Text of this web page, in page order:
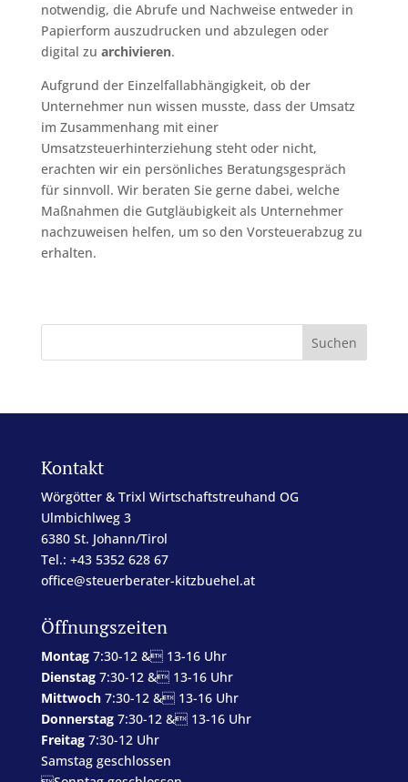
notwendig, die Abrufe und Nachweise entweder in
Papierform auszudrucken und abzulegen oder
digital zu archivieren.
Aufgrund der Einzelfallabhängigkeit, ob der
Unternehmer nun wissen musste, dass der Umsatz
im Zusammenhang mit einer
Umsatzsteuerhinterziehung steht oder nicht,
erachten wir ein persönliches Beratungsgespräch
für sinnvoll. Wir beraten Sie gerne dabei, welche
Maßnahmen die Gutgläubigkeit als Unternehmer
nachzuweisen helfen, um so den Vorsteuerabzug zu
erhalten.
Kontakt
Wörgötter & Trixl Wirtschaftstreuhand OG
Ulmbichlweg 3
6380 St. Johann/Tirol
Tel.: +43 5352 628 67
office@steuerberater-kitzbuehel.at
Öffnungszeiten
Montag7:30-12 & 13-16 Uhr
Dienstag7:30-12 & 13-16 Uhr
Mittwoch7:30-12 & 13-16 Uhr
Donnerstag7:30-12 & 13-16 Uhr
Freitag7:30-12 Uhr
Samstag geschlossen